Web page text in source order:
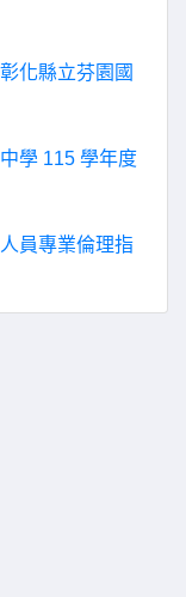
化縣立芬園國
學 115 學年度
員專業倫理指